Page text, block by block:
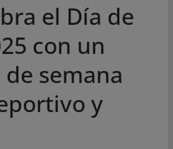
el Día de
con un
semana
y